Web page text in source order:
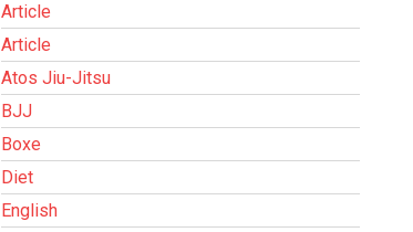
Article
Article
Atos Jiu-Jitsu
BJJ
Boxe
Diet
English